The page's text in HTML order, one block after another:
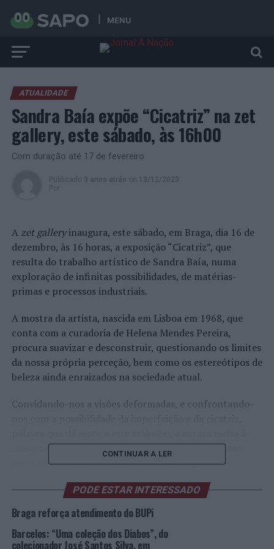
MENU
ATUALIDADE
Sandra Baía expõe “Cicatriz” na zet
gallery, este sábado, às 16h00
Com duração até 17 de fevereiro
Publicado 3 anos atrás on 13/12/2023
Por
A zet galleryinaugura, este sábado, em Braga, dia 16 de
dezembro, às 16 horas, a exposição “Cicatriz”, que
resulta do trabalho artístico de Sandra Baía, numa
exploração de infinitas possibilidades, de matérias-
primas e processos industriais.
A mostra da artista, nascida em Lisboa em 1968, que
conta com a curadoria de Helena Mendes Pereira,
procura suavizar e desconstruir, questionando os limites
da nossa própria perceção, bem como os estereótipos de
beleza ainda enraizados na sociedade atual.
Convidando-nos a visões deformadas, e confrontando-
nossa reflexão sobre as inúmeras pressões exercidas
pelas redes sociais e pelas novas tecnologias de
“Vanity Splendor”, que se foca na vulgarização das
videochamadas aquando da pandemia. Passamos a ver-
CONTINUAR A LER
PODE ESTAR INTERESSADO
Braga reforça atendimento do BUPi
Barcelos: “Uma coleção dos Diabos”, do
colecionador José Santos Silva, em